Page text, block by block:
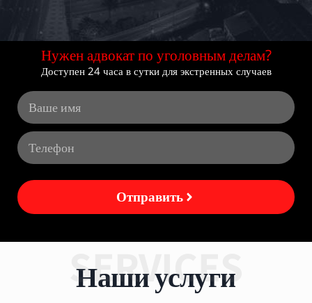
Нужен адвокат по уголовным делам?
Доступен 24 часа в сутки для экстренных случаев
Отправить
Наши услуги
SERVICES